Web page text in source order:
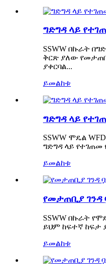
ግድግዳ ላይ
SSWW በኩራት
ቅርጽ ያለው
ያቀርባል...
ይመልከቱ
ግድግዳ ላይ
SSWW ሞዴል
ግድግዳ ላይ የተገጠመ
ይመልከቱ
የመታጠቢያ ገንዳ
SSWW በኩራት
ይህም ከፍተኛ ከፍታ
ይመልከቱ